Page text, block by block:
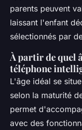
parents peuvent
laissant l'enfant
sélectionnés par
À partir de quel
téléphone
L'âge idéal se
selon la maturité
permet
avec des